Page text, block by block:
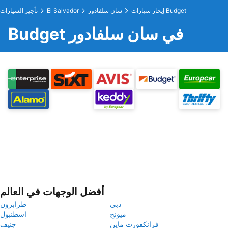
تأجير السيارات El Salvador سان سلفادور إيجار سيارات Budget
Budget في سان سلفادور
أفضل الوجهات في العالم
طرابزون
دبي
اسطنبول
ميونخ
جنيف
فرانكفورت ماين